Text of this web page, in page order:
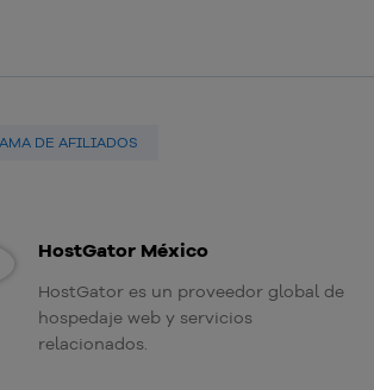
DE AFILIADOS
HostGator México
HostGator es un proveedor global de
hospedaje web y servicios
relacionados.